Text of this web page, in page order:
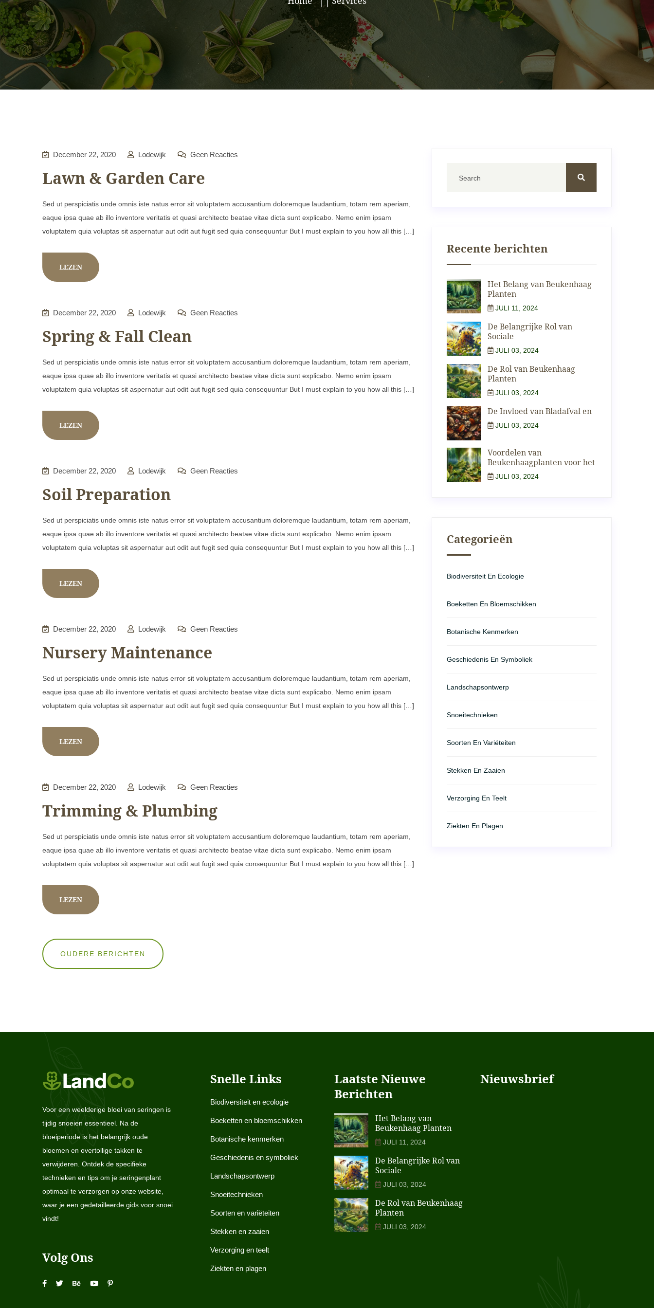
December 22, 2020 Lodewijk Geen Reacties
Lawn & Garden Care
Sed ut perspiciatis unde omnis iste natus error sit voluptatem accusantium doloremque laudantium, totam rem aperiam,
eaque ipsa quae ab illo inventore veritatis et quasi architecto beatae vitae dicta sunt explicabo. Nemo enim ipsam
voluptatem quia voluptas sit aspernatur aut odit aut fugit sed quia consequuntur But I must explain to you how all this […]
LEZEN
December 22, 2020 Lodewijk Geen Reacties
Spring & Fall Clean
Sed ut perspiciatis unde omnis iste natus error sit voluptatem accusantium doloremque laudantium, totam rem aperiam,
eaque ipsa quae ab illo inventore veritatis et quasi architecto beatae vitae dicta sunt explicabo. Nemo enim ipsam
voluptatem quia voluptas sit aspernatur aut odit aut fugit sed quia consequuntur But I must explain to you how all this […]
LEZEN
December 22, 2020 Lodewijk Geen Reacties
Soil Preparation
Sed ut perspiciatis unde omnis iste natus error sit voluptatem accusantium doloremque laudantium, totam rem aperiam,
eaque ipsa quae ab illo inventore veritatis et quasi architecto beatae vitae dicta sunt explicabo. Nemo enim ipsam
voluptatem quia voluptas sit aspernatur aut odit aut fugit sed quia consequuntur But I must explain to you how all this […]
LEZEN
December 22, 2020 Lodewijk Geen Reacties
Nursery Maintenance
Sed ut perspiciatis unde omnis iste natus error sit voluptatem accusantium doloremque laudantium, totam rem aperiam,
eaque ipsa quae ab illo inventore veritatis et quasi architecto beatae vitae dicta sunt explicabo. Nemo enim ipsam
voluptatem quia voluptas sit aspernatur aut odit aut fugit sed quia consequuntur But I must explain to you how all this […]
LEZEN
December 22, 2020 Lodewijk Geen Reacties
Trimming & Plumbing
Sed ut perspiciatis unde omnis iste natus error sit voluptatem accusantium doloremque laudantium, totam rem aperiam,
eaque ipsa quae ab illo inventore veritatis et quasi architecto beatae vitae dicta sunt explicabo. Nemo enim ipsam
voluptatem quia voluptas sit aspernatur aut odit aut fugit sed quia consequuntur But I must explain to you how all this […]
LEZEN
Berichten
navigatie
OUDERE BERICHTEN
Recente berichten
Het Belang van Beukenhaag
Planten
JULI 11, 2024
De Belangrijke Rol van
Sociale
JULI 03, 2024
De Rol van Beukenhaag
Planten
JULI 03, 2024
De Invloed van Bladafval en
JULI 03, 2024
Voordelen van
Beukenhaagplanten voor het
JULI 03, 2024
Categorieën
Biodiversiteit En Ecologie
Boeketten En Bloemschikken
Botanische Kenmerken
Geschiedenis En Symboliek
Landschapsontwerp
Snoeitechnieken
Soorten En Variëteiten
Stekken En Zaaien
Verzorging En Teelt
Ziekten En Plagen
Voor een weelderige bloei van seringen is
tijdig snoeien essentieel. Na de
bloeiperiode is het belangrijk oude
bloemen en overtollige takken te
verwijderen. Ontdek de specifieke
technieken en tips om je seringenplant
optimaal te verzorgen op onze website,
waar je een gedetailleerde gids voor snoei
vindt!
Volg Ons
Snelle Links
Biodiversiteit en ecologie
Boeketten en bloemschikken
Botanische kenmerken
Geschiedenis en symboliek
Landschapsontwerp
Snoeitechnieken
Soorten en variëteiten
Stekken en zaaien
Verzorging en teelt
Ziekten en plagen
Laatste Nieuwe
Berichten
Het Belang van
Beukenhaag Planten
JULI 11, 2024
De Belangrijke Rol van
Sociale
JULI 03, 2024
De Rol van Beukenhaag
Planten
JULI 03, 2024
Nieuwsbrief